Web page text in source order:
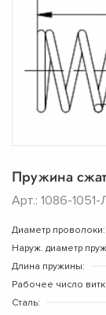
Пружина
Арт.: 1086-1051-
Диаметр проволоки:
Наруж. диаметр
Длина пружины:
Рабочее число
Сталь: